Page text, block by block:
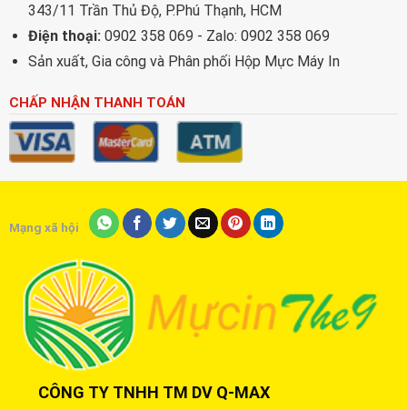
343/11 Trần Thủ Độ, P.Phú Thạnh, HCM
Điện thoại: 0902 358 069 - Zalo: 0902 358 069
Sản xuất, Gia công và Phân phối Hộp Mực Máy In
CHẤP NHẬN THANH TOÁN
Mạng xã hội
CÔNG TY TNHH TM DV Q-MAX